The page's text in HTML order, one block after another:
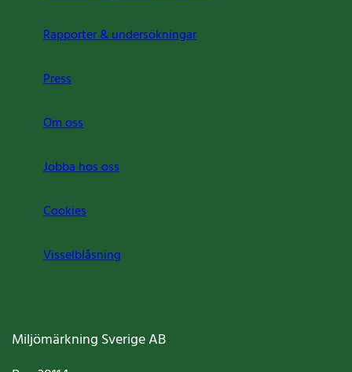
Rapporter & undersökningar
Press
Om oss
Jobba hos oss
Cookies
Visselblåsning
Miljömärkning Sverige AB